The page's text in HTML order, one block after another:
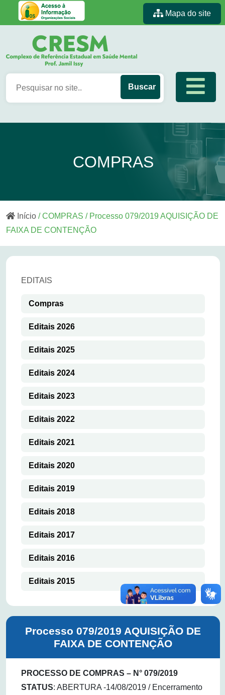
Mapa do site
COMPRAS
Início / COMPRAS / Processo 079/2019 AQUISIÇÃO DE
FAIXA DE CONTENÇÃO
EDITAIS
Compras
Editais 2026
Editais 2025
Editais 2024
Editais 2023
Editais 2022
Editais 2021
Editais 2020
Editais 2019
Editais 2018
Editais 2017
Editais 2016
Editais 2015
Processo 079/2019 AQUISIÇÃO DE
FAIXA DE CONTENÇÃO
PROCESSO DE COMPRAS – N° 079/2019
STATUS: ABERTURA -14/08/2019 / Encerramento